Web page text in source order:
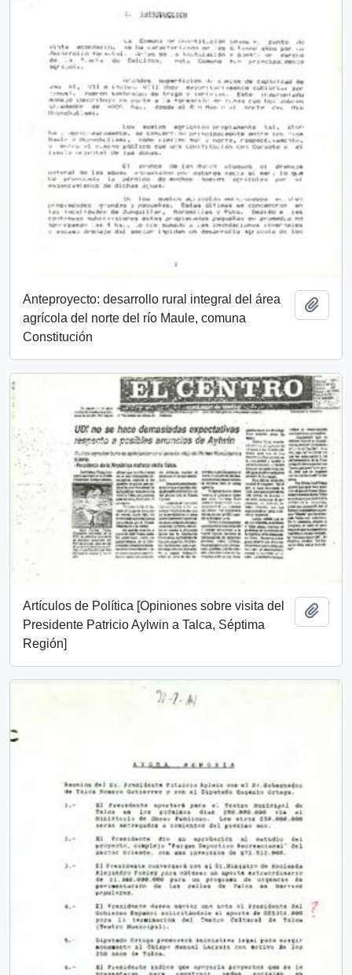
Anteproyecto: desarrollo rural integral del área
agrícola del norte del río Maule, comuna
Constitución
Artículos de Política [Opiniones sobre visita del
Presidente Patricio Aylwin a Talca, Séptima
Región]